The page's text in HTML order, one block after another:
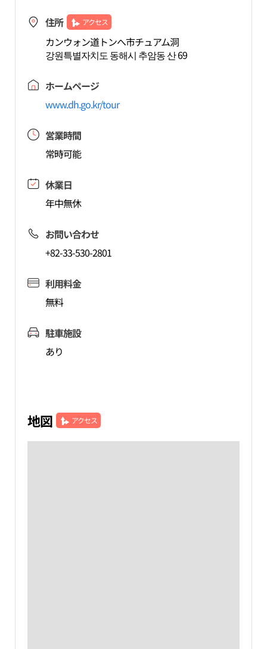
住所 アクセス
カンウォン道トンへ市チュアム洞
강원특별자치도 동해시 추암동 산 69
ホームページ
www.dh.go.kr/tour
営業時間
常時可能
休業日
年中無休
お問い合わせ
+82-33-530-2801
利用料金
無料
駐車施設
あり
地図 アクセス